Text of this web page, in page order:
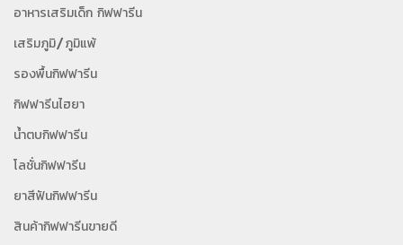
อาหารเสริมเด็ก กิฟฟารีน
เสริมภูมิ/ภูมิแพ้
รองพื้นกิฟฟารีน
กิฟฟารีนไฮยา
น้ำตบกิฟฟารีน
โลชั่นกิฟฟารีน
ยาสีฟันกิฟฟารีน
สินค้ากิฟฟารีนขายดี